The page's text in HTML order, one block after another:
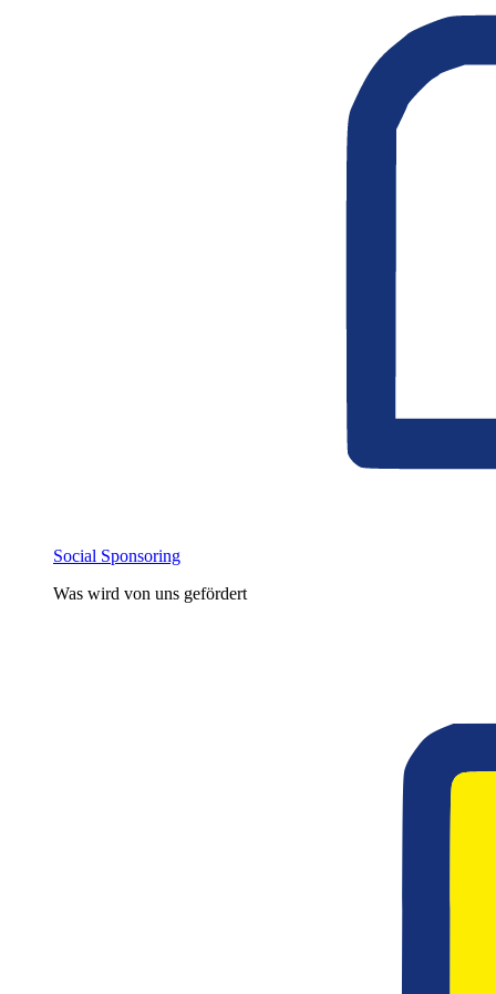
Social Sponsoring
Was wird von uns gefördert